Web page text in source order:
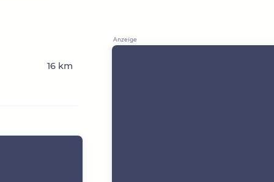
16 km